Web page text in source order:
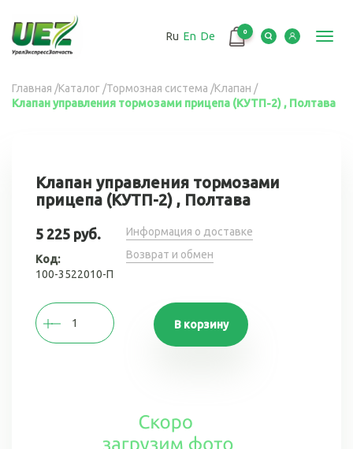
основному
содержанию
Ru En De 0
Вы
здесь
Главная /Каталог /Тормозная система /Клапан /
Клапан управления тормозами прицепа (КУТП-2) , Полтава
Клапан управления тормозами
прицепа (КУТП-2) , Полтава
5 225 руб.
Код:
100-3522010-П
Информация о доставке
Возврат и обмен
В корзину